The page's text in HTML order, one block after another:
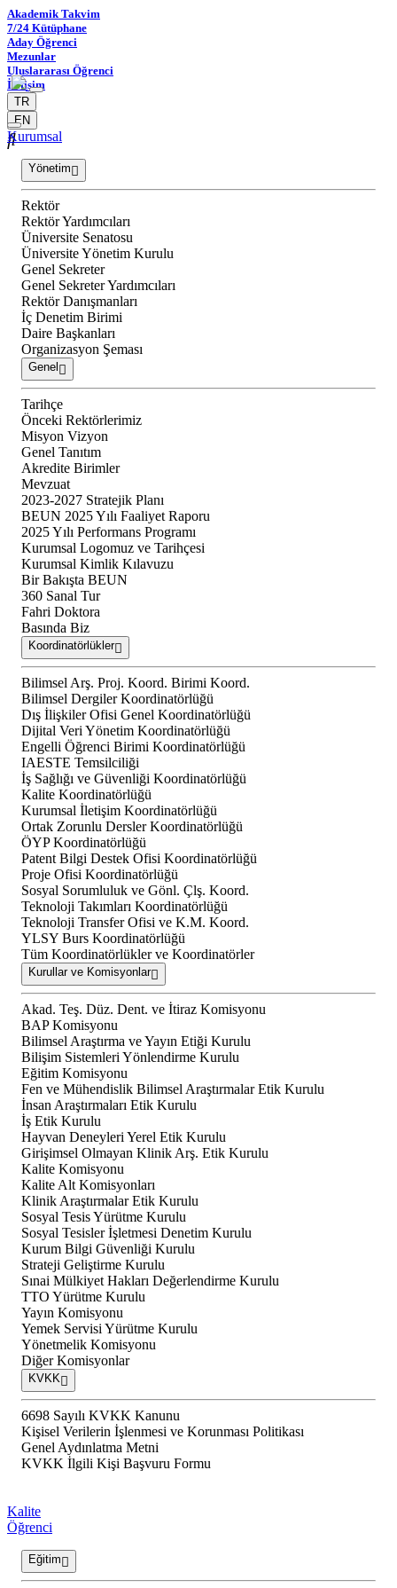
Akademik Takvim
7/24 Kütüphane
Aday Öğrenci
Mezunlar
Uluslararası Öğrenci
İletişim
TR
EN
Kurumsal
Yönetim
Rektör
Rektör Yardımcıları
Üniversite Senatosu
Üniversite Yönetim Kurulu
Genel Sekreter
Genel Sekreter Yardımcıları
Rektör Danışmanları
İç Denetim Birimi
Daire Başkanları
Organizasyon Şeması
Genel
Tarihçe
Önceki Rektörlerimiz
Misyon Vizyon
Genel Tanıtım
Akredite Birimler
Mevzuat
2023-2027 Stratejik Planı
BEUN 2025 Yılı Faaliyet Raporu
2025 Yılı Performans Programı
Kurumsal Logomuz ve Tarihçesi
Kurumsal Kimlik Kılavuzu
Bir Bakışta BEUN
360 Sanal Tur
Fahri Doktora
Basında Biz
Koordinatörlükler
Bilimsel Arş. Proj. Koord. Birimi Koord.
Bilimsel Dergiler Koordinatörlüğü
Dış İlişkiler Ofisi Genel Koordinatörlüğü
Dijital Veri Yönetim Koordinatörlüğü
Engelli Öğrenci Birimi Koordinatörlüğü
IAESTE Temsilciliği
İş Sağlığı ve Güvenliği Koordinatörlüğü
Kalite Koordinatörlüğü
Kurumsal İletişim Koordinatörlüğü
Ortak Zorunlu Dersler Koordinatörlüğü
ÖYP Koordinatörlüğü
Patent Bilgi Destek Ofisi Koordinatörlüğü
Proje Ofisi Koordinatörlüğü
Sosyal Sorumluluk ve Gönl. Çlş. Koord.
Teknoloji Takımları Koordinatörlüğü
Teknoloji Transfer Ofisi ve K.M. Koord.
YLSY Burs Koordinatörlüğü
Tüm Koordinatörlükler ve Koordinatörler
Kurullar ve Komisyonlar
Akad. Teş. Düz. Dent. ve İtiraz Komisyonu
BAP Komisyonu
Bilimsel Araştırma ve Yayın Etiği Kurulu
Bilişim Sistemleri Yönlendirme Kurulu
Eğitim Komisyonu
Fen ve Mühendislik Bilimsel Araştırmalar Etik Kurulu
İnsan Araştırmaları Etik Kurulu
İş Etik Kurulu
Hayvan Deneyleri Yerel Etik Kurulu
Girişimsel Olmayan Klinik Arş. Etik Kurulu
Kalite Komisyonu
Kalite Alt Komisyonları
Klinik Araştırmalar Etik Kurulu
Sosyal Tesis Yürütme Kurulu
Sosyal Tesisler İşletmesi Denetim Kurulu
Kurum Bilgi Güvenliği Kurulu
Strateji Geliştirme Kurulu
Sınai Mülkiyet Hakları Değerlendirme Kurulu
TTO Yürütme Kurulu
Yayın Komisyonu
Yemek Servisi Yürütme Kurulu
Yönetmelik Komisyonu
Diğer Komisyonlar
KVKK
6698 Sayılı KVKK Kanunu
Kişisel Verilerin İşlenmesi ve Korunması Politikası
Genel Aydınlatma Metni
KVKK İlgili Kişi Başvuru Formu
Kalite
Öğrenci
Eğitim